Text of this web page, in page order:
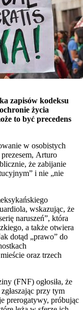
zapisów kodeksu
życia
to być precedens
w osobistych
prezesem, Arturo
że zabijanie
i nie „nie
wskazując, że
naruszeń”, która
a także otwiera
dotąd „prawo” do
oraz trzech
(FNF) ogłosiła, że
przy tym
prerogatywy, próbując